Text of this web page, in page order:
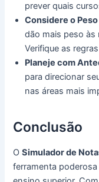
prever quais
Considere o
dão mais peso às
Verifique as
Planeje com
para direcionar
nas áreas mais
Conclusão
OSimulador de
ferramenta